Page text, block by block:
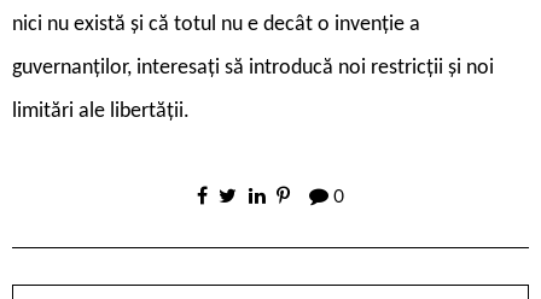
nici nu există și că totul nu e decât o invenție a
guvernanților, interesați să introducă noi restricții și noi
limitări ale libertății.
0